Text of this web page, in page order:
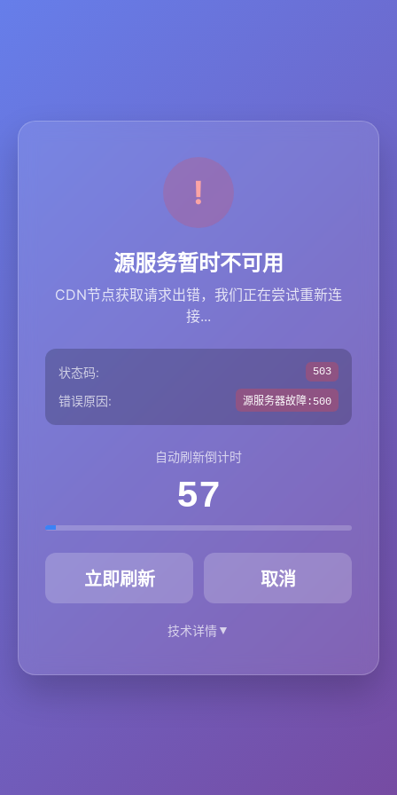
源服务暂时不可用
CDN节点获取请求出错，我们正在尝试重新连
接...
状态码: 503
错误原因: 源服务器故障:500
自动刷新倒计时
57
立即刷新 取消
技术详情▼